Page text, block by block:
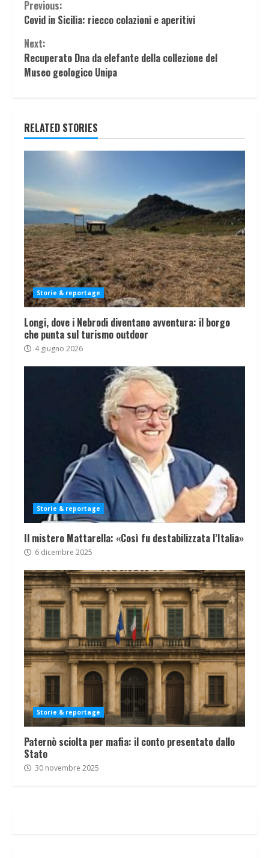
Continue
Reading
Previous:
Covid in Sicilia: riecco colazioni e aperitivi
Next:
Recuperato Dna da elefante della collezione del
Museo geologico Unipa
RELATED STORIES
Storie & reportage
Longi, dove i Nebrodi diventano avventura: il borgo
che punta sul turismo outdoor
4 giugno 2026
Storie & reportage
Il mistero Mattarella: «Così fu destabilizzata l’Italia»
6 dicembre 2025
Storie & reportage
Paternò sciolta per mafia: il conto presentato dallo
Stato
30 novembre 2025